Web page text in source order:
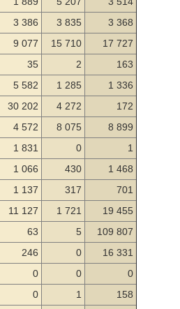
3 386 3 835
3 368
9 077 15 710
17 727
35 2
163
5 582 1 285
1 336
30 202 4 272
172
4 572 8 075
8 899
1 831 0
1
1 066 430
1 468
1 137 317
701
11 127 1 721
19 455
63 5
109 807
246 0
16 331
0 0
0
0 1
158